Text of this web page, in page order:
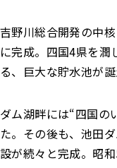
吉野川総合開発の中
に完成。四国4県を潤
る、巨大な貯水池が誕
ダム湖畔には“四国の
た。その後も、池田
設が続々と完成。昭